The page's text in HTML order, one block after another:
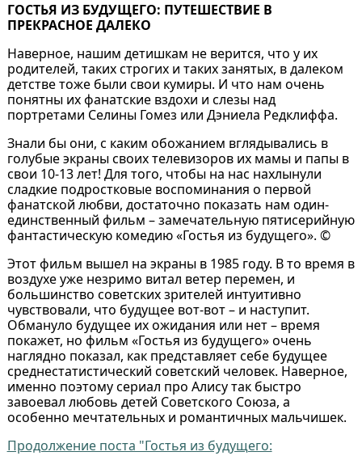
ГОСТЬЯ ИЗ БУДУЩЕГО: ПУТЕШЕСТВИЕ В
ПРЕКРАСНОЕ ДАЛЕКО
Наверное, нашим детишкам не верится, что у их
родителей, таких строгих и таких занятых, в далеком
детстве тоже были свои кумиры. И что нам очень
понятны их фанатские вздохи и слезы над
портретами Селины Гомез или Дэниела Редклиффа.
Знали бы они, с каким обожанием вглядывались в
голубые экраны своих телевизоров их мамы и папы в
свои 10-13 лет! Для того, чтобы на нас нахлынули
сладкие подростковые воспоминания о первой
фанатской любви, достаточно показать нам один-
единственный фильм – замечательную пятисерийную
фантастическую комедию «Гостья из будущего». ©
Этот фильм вышел на экраны в 1985 году. В то время в
воздухе уже незримо витал ветер перемен, и
большинство советских зрителей интуитивно
чувствовали, что будущее вот-вот – и наступит.
Обмануло будущее их ожидания или нет – время
покажет, но фильм «Гостья из будущего» очень
наглядно показал, как представляет себе будущее
среднестатистический советский человек. Наверное,
именно поэтому сериал про Алису так быстро
завоевал любовь детей Советского Союза, а
особенно мечтательных и романтичных мальчишек.
Продолжение поста "Гостья из будущего: